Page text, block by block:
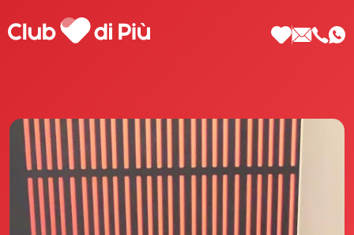
Scopri Club di Più
Le testimonianze Club di Più
La fondatrice Valeria Pilla